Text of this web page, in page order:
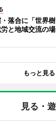
・落合に「世界
と地域交流の場
もっと見る
見る・